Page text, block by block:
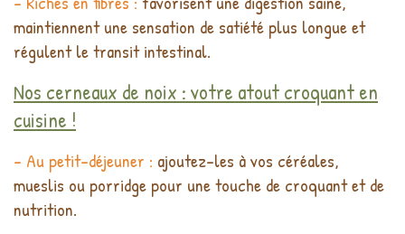
maintiennent une sensation de satiété plus longue et
régulent le transit intestinal.
Nos cerneaux de noix : votre atout croquant en
cuisine !
- Au petit-déjeuner : ajoutez-les à vos céréales,
mueslis ou porridge pour une touche de croquant et de
nutrition.